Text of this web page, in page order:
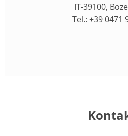
IT-39100,
Tel.: +39 0471